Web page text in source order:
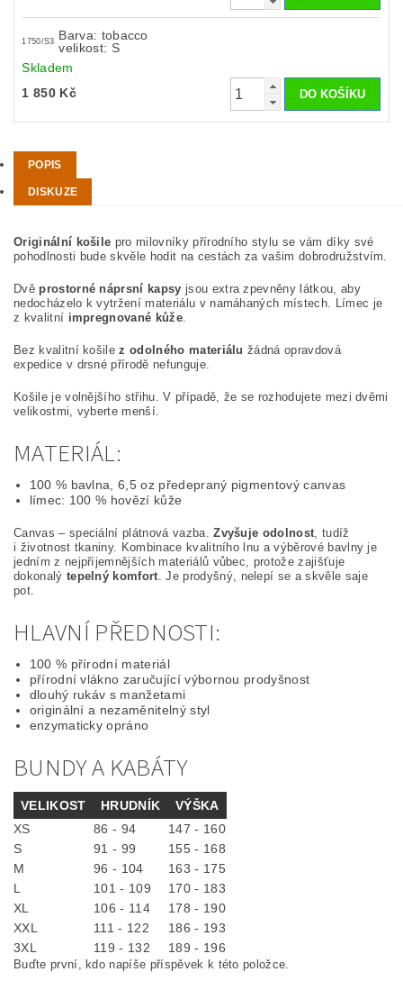
1750/S3 Barva: tobacco
velikost: S
Skladem
1 850 Kč
POPIS
DISKUZE
Originální košile pro milovníky přírodního stylu se vám díky své
pohodlnosti bude skvěle hodit na cestách za vašim dobrodružstvím.
Dvě prostorné náprsní kapsy jsou extra zpevněny látkou, aby
nedocházelo k vytržení materiálu v namáhaných místech. Límec je
z kvalitní impregnované kůže.
Bez kvalitní košilez odolného materiálu žádná opravdová
expedice v drsné přírodě nefunguje.
Košile je volnějšího střihu. V případě, že se rozhodujete mezi dvěmi
velikostmi, vyberte menší.
MATERIÁL:
100 % bavlna, 6,5 oz předepraný pigmentový canvas
límec: 100 % hovězí kůže
Canvas – speciální plátnová vazba.Zvyšuje odolnost , tudíž
i životnost tkaniny. Kombinace kvalitního lnu a výběrové bavlny je
jedním z nejpříjemnějších materiálů vůbec, protože zajišťuje
dokonalý tepelný komfort . Je prodyšný, nelepí se a skvěle saje
pot.
HLAVNÍ PŘEDNOSTI:
100 % přírodní materiál
přírodní vlákno zaručující výbornou prodyšnost
dlouhý rukáv s manžetami
originální a nezaměnitelný styl
enzymaticky opráno
BUNDY A KABÁTY
VELIKOST HRUDNÍK
VÝŠKA
XS
86 - 94
147 - 160
S
91 - 99
155 - 168
M
96 - 104
163 - 175
L
101 - 109
170 - 183
XL
106 - 114
178 - 190
XXL
111 - 122
186 - 193
3XL
119 - 132 189 - 196
Buďte první, kdo napíše příspěvek k této položce.